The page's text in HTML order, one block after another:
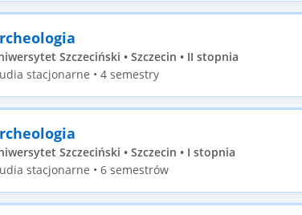
Szczeciński • Szczecin • II stopnia
stacjonarne • 4 semestry
Szczeciński • Szczecin • I stopnia
stacjonarne • 6 semestrów